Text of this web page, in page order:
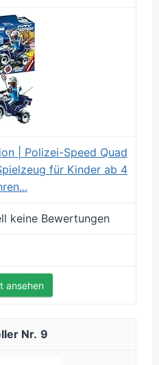
| Polizei-Speed Quad
für Kinder ab 4
keine Bewertungen
ansehen
9